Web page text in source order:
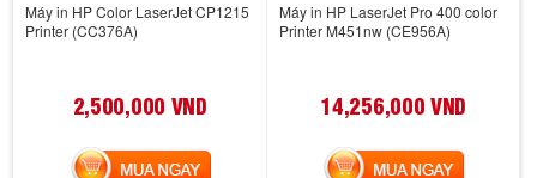
Máy in HP Color LaserJet CP1215
Printer (CC376A)
2,500,000 VND
MUA NGAY
Máy in HP LaserJet Pro 400 color
Printer M451nw (CE956A)
14,256,000 VND
MUA NGAY